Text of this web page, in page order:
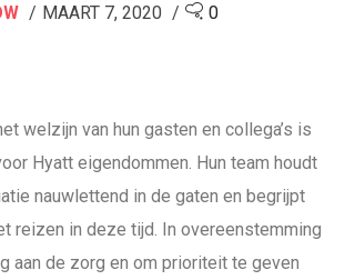
MAART 7, 2020 0
welzijn van hun gasten en collega’s is
Hyatt eigendommen. Hun team houdt
nauwlettend in de gaten en begrijpt
reizen in deze tijd. In overeenstemming
aan de zorg en om prioriteit te geven